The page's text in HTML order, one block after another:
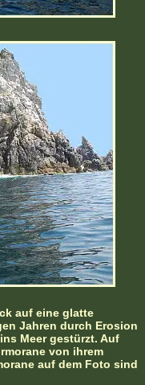
auf eine glatte
Jahren durch Erosion
Meer gestürzt. Auf
von ihrem
auf dem Foto sind